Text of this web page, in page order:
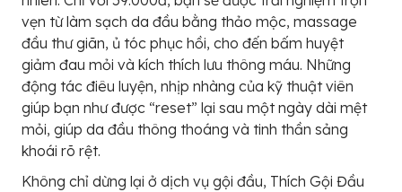
vẹn từ làm sạch da đầu bằng thảo mộc, massage
đầu thư giãn, ủ tóc phục hồi, cho đến bấm huyệt
giảm đau mỏi và kích thích lưu thông máu. Những
động tác điêu luyện, nhịp nhàng của kỹ thuật viên
giúp bạn như được “reset” lại sau một ngày dài mệt
mỏi, giúp da đầu thông thoáng và tinh thần sảng
khoái rõ rệt.
Không chỉ dừng lại ở dịch vụ gội đầu, Thích Gội Đầu